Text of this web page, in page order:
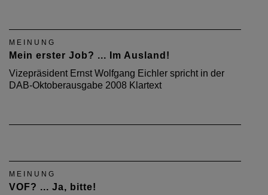
MEINUNG
Mein erster Job? ... Im Ausland!
Vizepräsident Ernst Wolfgang Eichler spricht in der
DAB-Oktoberausgabe 2008 Klartext
MEINUNG
VOF? ... Ja, bitte!